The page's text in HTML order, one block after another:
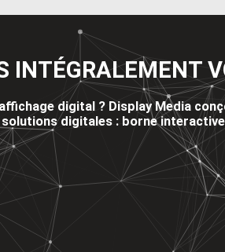
INTÉGRALEMENT
digital ? Display Media
digitales : borne interactive